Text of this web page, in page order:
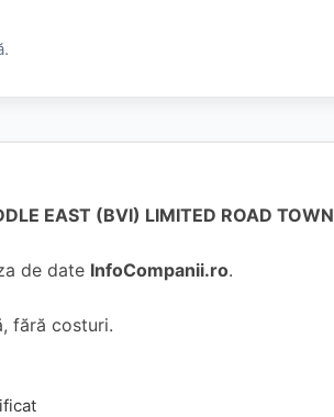
EAST (BVI) LIMITED ROAD TOWN
de date InfoCompanii.ro.
fără costuri.